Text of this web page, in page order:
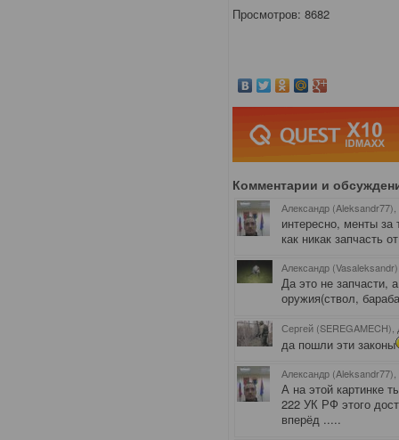
Просмотров: 8682
Комментарии и
Александр (Aleksandr77),
интересно, менты
как никак запчасть
Александр
Да это не запчасти,
оружия(ствол,
Сергей (SEREGAMECH),
да пошли эти законы
Александр (Aleksandr77),
А на этой картинке
222 УК РФ этого
вперёд .....